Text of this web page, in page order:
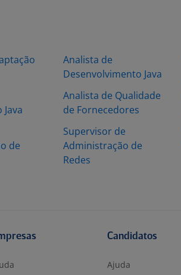
de
Analista de
Desenvolvimento Java
Analista de Qualidade
de Fornecedores
Supervisor de
Administração de
Redes
Candidatos
Ajuda